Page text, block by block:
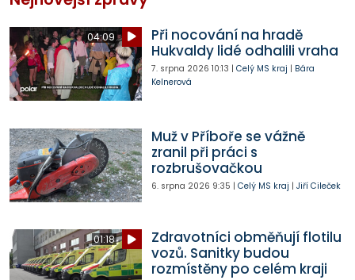
04:09
Při nocování na hradě
Hukvaldy lidé odhalili vraha
7. srpna 2026 10:13 | Celý MS kraj | Bára
Kelnerová
Muž v Příboře se vážně
zranil při práci s
rozbrušovačkou
6. srpna 2026 9:35 | Celý MS kraj | Jiří Cileček
01:18
Zdravotníci obměňují flotilu
vozů. Sanitky budou
rozmístěny po celém kraji